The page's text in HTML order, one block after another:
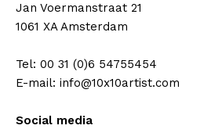
Jan Voermanstraat 21
1061 XA Amsterdam
Tel: 00 31 (0)6 54755454
E-mail: info@10x10artist.com
Social media